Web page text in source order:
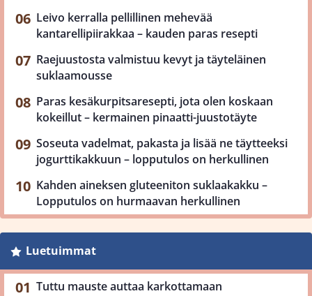
Leivo kerralla pellillinen mehevää
kantarellipiirakkaa – kauden paras resepti
Raejuustosta valmistuu kevyt ja täyteläinen
suklaamousse
Paras kesäkurpitsaresepti, jota olen koskaan
kokeillut – kermainen pinaatti-juustotäyte
Soseuta vadelmat, pakasta ja lisää ne täytteeksi
jogurttikakkuun – lopputulos on herkullinen
Kahden aineksen gluteeniton suklaakakku –
Lopputulos on hurmaavan herkullinen
Luetuimmat
Tuttu mauste auttaa karkottamaan